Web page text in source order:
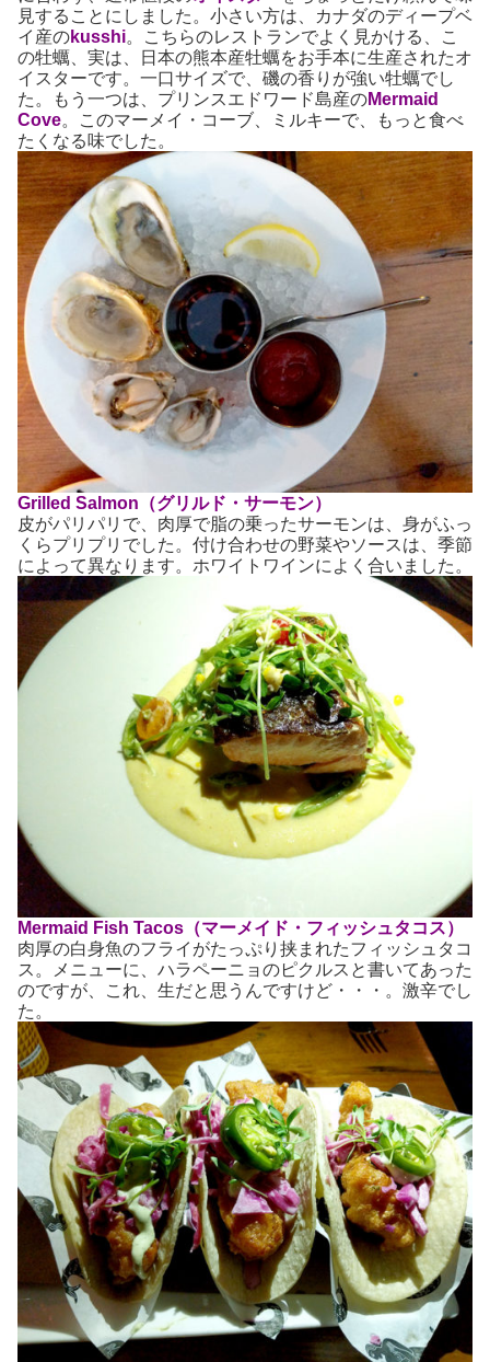
見することにしました。小さい方は、カナダのディープベ
イ産のkusshi。こちらのレストランでよく見かける、こ
の牡蠣、実は、日本の熊本産牡蠣をお手本に生産されたオ
イスターです。一口サイズで、磯の香りが強い牡蠣でし
た。もう一つは、プリンスエドワード島産のMermaid
Cove。このマーメイ・コーブ、ミルキーで、もっと食べ
たくなる味でした。
Grilled Salmon（グリルド・サーモン）
皮がパリパリで、肉厚で脂の乗ったサーモンは、身がふっ
くらプリプリでした。付け合わせの野菜やソースは、季節
によって異なります。ホワイトワインによく合いました。
Mermaid Fish Tacos（マーメイド・フィッシュタコス）
肉厚の白身魚のフライがたっぷり挟まれたフィッシュタコ
ス。メニューに、ハラペーニョのピクルスと書いてあった
のですが、これ、生だと思うんですけど・・・。激辛でし
た。